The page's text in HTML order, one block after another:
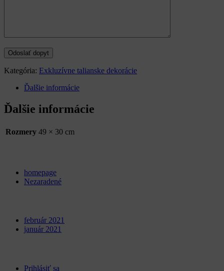
Kategória: Exkluzívne talianske dekorácie
Ďalšie informácie
Ďalšie informácie
Rozmery 49 × 30 cm
homepage
Nezaradené
február 2021
január 2021
Prihlásiť sa